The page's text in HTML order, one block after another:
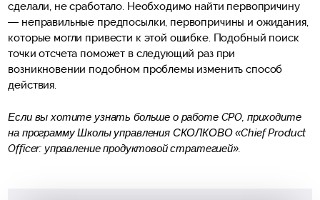
сделали, не сработало. Необходимо найти первопричину
— неправильные предпосылки, первопричины и ожидания,
которые могли привести к этой ошибке. Подобный поиск
точки отсчета поможет в следующий раз при
возникновении подобном проблемы изменить способ
действия.
Если вы хотите узнать больше о работе CPO, приходите
на программу Школы управления СКОЛКОВО «Chief Product
Officer: управление продуктовой стратегией».